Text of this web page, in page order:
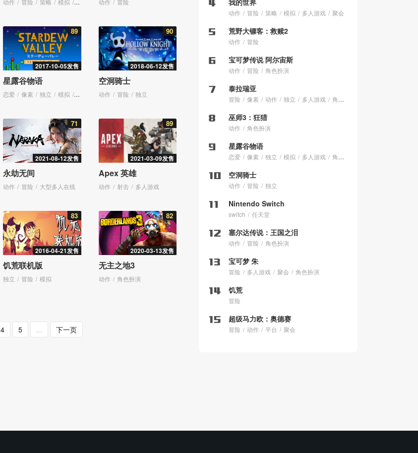
动作 冒险 策略 模拟 多人游戏 聚会
动作 冒险
2017-10-05发售
89
星露谷物语
恋爱 像素 独立 模拟 多人游戏 角色扮演
2018-06-12发售
90
空洞骑士
动作 冒险 独立
2021-08-12发售
71
永劫无间
动作 冒险 大型多人在线
2021-03-09发售
89
Apex 英雄
动作 射击 多人游戏
2016-04-21发售
83
饥荒联机版
独立 冒险 模拟
2020-03-13发售
82
无主之地3
动作 角色扮演
4 5 ... 下一页
我的世界
动作 冒险 策略 模拟 多人游戏 聚会
荒野大镖客：救赎2
动作 冒险
宝可梦传说 阿尔宙斯
动作 冒险 角色扮演
泰拉瑞亚
冒险 像素 动作 独立 多人游戏 角色扮演
巫师3：狂猎
动作 角色扮演
星露谷物语
恋爱 像素 独立 模拟 多人游戏 角色扮演
空洞骑士
动作 冒险 独立
Nintendo Switch
switch 任天堂
塞尔达传说：王国之泪
动作 冒险 角色扮演
宝可梦 朱
冒险 多人游戏 聚会 角色扮演
饥荒
冒险
超级马力欧：奥德赛
冒险 动作 平台 聚会